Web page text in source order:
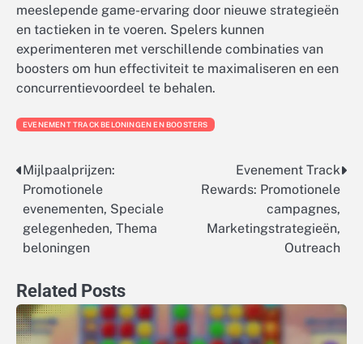
meeslepende game-ervaring door nieuwe strategieën
en tactieken in te voeren. Spelers kunnen
experimenteren met verschillende combinaties van
boosters om hun effectiviteit te maximaliseren en een
concurrentievoordeel te behalen.
EVENEMENT TRACK BELONINGEN EN BOOSTERS
Post
navigation
Mijlpaalprijzen:
Promotionele
evenementen, Speciale
gelegenheden, Thema
beloningen
Evenement Track
Rewards: Promotionele
campagnes,
Marketingstrategieën,
Outreach
Related Posts